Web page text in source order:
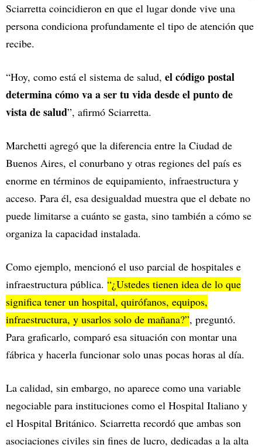
Sciarretta coincidieron en que el lugar donde vive una
persona condiciona profundamente el tipo de atención que
recibe.
“Hoy, como está el sistema de salud, el código postal
determina cómo va a ser tu vida desde el punto de
vista de salud”, afirmó Sciarretta.
Marchetti agregó que la diferencia entre la Ciudad de
Buenos Aires, el conurbano y otras regiones del país es
enorme en términos de equipamiento, infraestructura y
acceso. Para él, esa desigualdad muestra que el debate no
puede limitarse a cuánto se gasta, sino también a cómo se
organiza la capacidad instalada.
Como ejemplo, mencionó el uso parcial de hospitales e
infraestructura pública. “¿Ustedes tienen idea de lo que
significa tener un hospital, quirófanos, equipos,
infraestructura, y usarlos solo de mañana?”, preguntó.
Para graficarlo, comparó esa situación con montar una
fábrica y hacerla funcionar solo unas pocas horas al día.
La calidad, sin embargo, no aparece como una variable
negociable para instituciones como el Hospital Italiano y
el Hospital Británico. Sciarretta recordó que ambas son
asociaciones civiles sin fines de lucro, dedicadas a la alta